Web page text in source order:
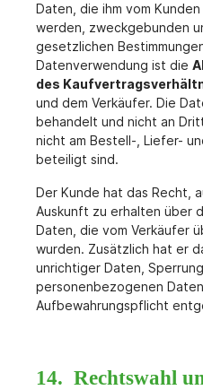
Daten, die ihm vom
werden, zweckgebunden
gesetzlichen
Datenverwendung ist die
des
und dem Verkäufer. Die
behandelt und nicht an
nicht am Bestell-, Liefer-
beteiligt sind.
Der Kunde hat das Recht,
Auskunft zu erhalten über
Daten, die vom Verkäufer
wurden. Zusätzlich hat er
unrichtiger Daten,
personenbezogenen
Aufbewahrungspflicht
14. Rechtswahl